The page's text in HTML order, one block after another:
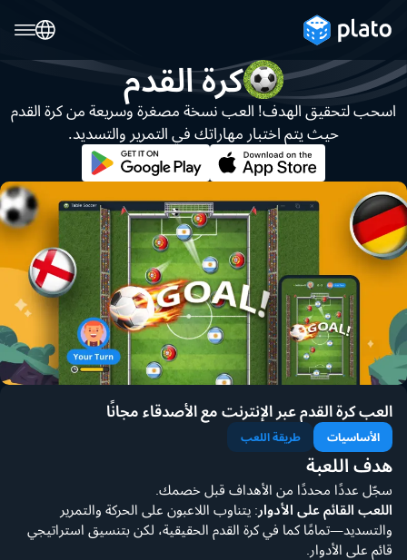
كرة القدم
اسحب لتحقيق الهدف! العب نسخة مصغرة وسريعة من كرة القدم
حيث يتم اختبار مهاراتك في التمرير والتسديد.
العب كرة القدم عبر الإنترنت مع الأصدقاء مجانًا
الأساسيات طريقة اللعب
هدف اللعبة
سجّل عددًا محددًا من الأهداف قبل خصمك.
اللعب القائم على الأدوار: يتناوب اللاعبون على الحركة والتمرير
والتسديد—تمامًا كما في كرة القدم الحقيقية، لكن بتنسيق استراتيجي
قائم على الأدوار.